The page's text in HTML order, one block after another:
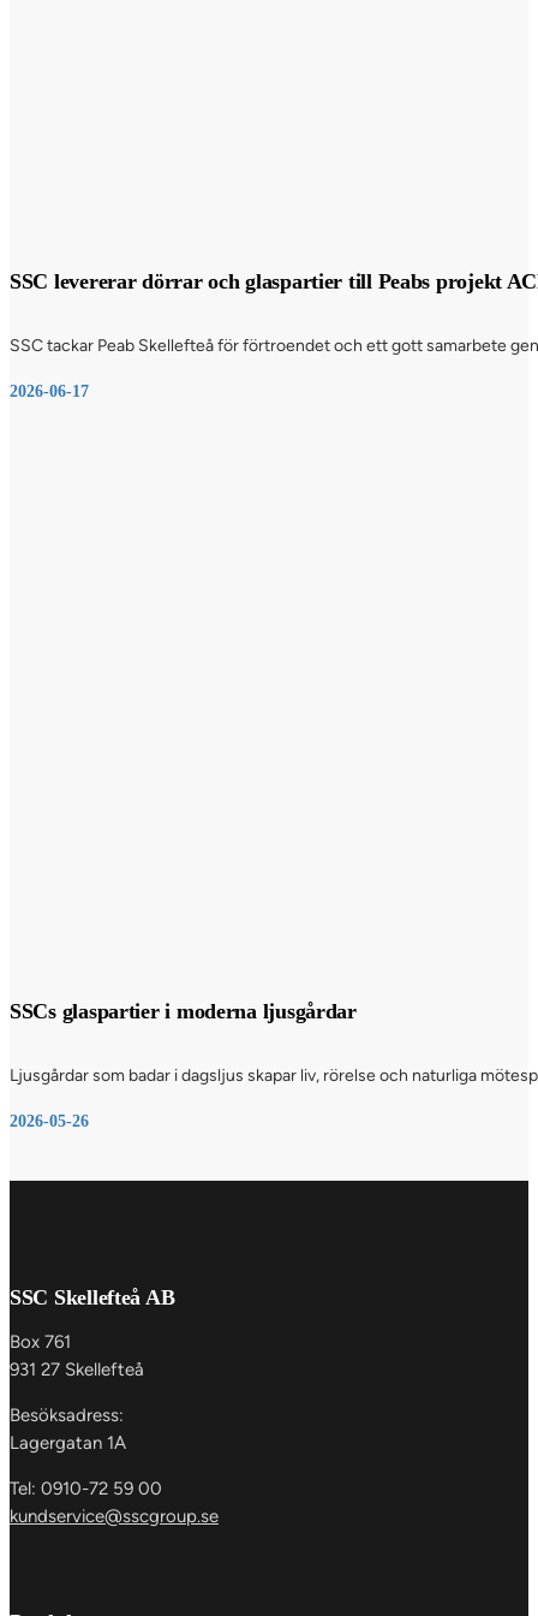
SSC levererar dörrar och glaspartier till Peabs projekt
SSC tackar Peab Skellefteå för förtroendet och ett gott samarbete
2026-06-17
SSCs glaspartier i moderna ljusgårdar
Ljusgårdar som badar i dagsljus skapar liv, rörelse och naturliga
2026-05-26
SSC Skellefteå AB
Box 761
931 27 Skellefteå
Besöksadress:
Lagergatan 1A
Tel: 0910-72 59 00
kundservice@sscgroup.se